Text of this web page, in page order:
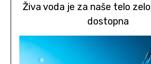
Živa voda je za naše telo
dostopna